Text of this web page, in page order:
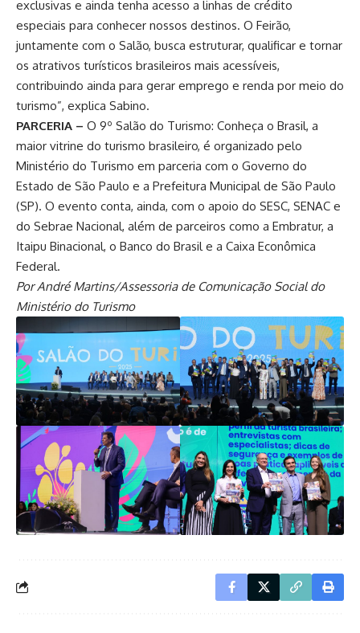
exclusivas e ainda tenha acesso a linhas de crédito
especiais para conhecer nossos destinos. O Feirão,
juntamente com o Salão, busca estruturar, qualificar e tornar
os atrativos turísticos brasileiros mais acessíveis,
contribuindo ainda para gerar emprego e renda por meio do
turismo”, explica Sabino.
PARCERIA – O 9º Salão do Turismo: Conheça o Brasil, a
maior vitrine do turismo brasileiro, é organizado pelo
Ministério do Turismo em parceria com o Governo do
Estado de São Paulo e a Prefeitura Municipal de São Paulo
(SP). O evento conta, ainda, com o apoio do SESC, SENAC e
do Sebrae Nacional, além de parceiros como a Embratur, a
Itaipu Binacional, o Banco do Brasil e a Caixa Econômica
Federal.
Por André Martins/Assessoria de Comunicação Social do
Ministério do Turismo